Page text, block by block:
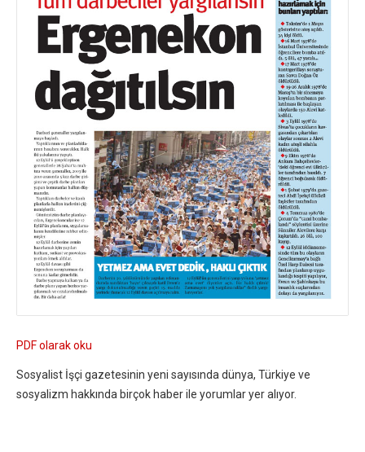
PDF olarak oku
Sosyalist İşçi gazetesinin yeni sayısında dünya, Türkiye ve
sosyalizm hakkında birçok haber ile yorumlar yer alıyor.